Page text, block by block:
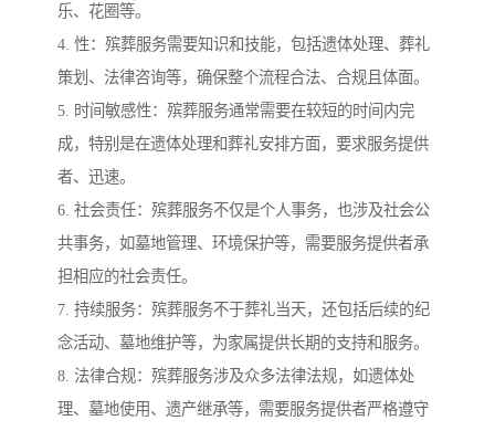
乐、花圈等。
4. 性：殡葬服务需要知识和技能，包括遗体处理、葬礼
策划、法律咨询等，确保整个流程合法、合规且体面。
5. 时间敏感性：殡葬服务通常需要在较短的时间内完
成，特别是在遗体处理和葬礼安排方面，要求服务提供
者、迅速。
6. 社会责任：殡葬服务不仅是个人事务，也涉及社会公
共事务，如墓地管理、环境保护等，需要服务提供者承
担相应的社会责任。
7. 持续服务：殡葬服务不于葬礼当天，还包括后续的纪
念活动、墓地维护等，为家属提供长期的支持和服务。
8. 法律合规：殡葬服务涉及众多法律法规，如遗体处
理、墓地使用、遗产继承等，需要服务提供者严格遵守